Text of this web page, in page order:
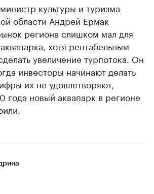
культуры и туризма
области Андрей Ермак
региона слишком мал для
хотя рентабельным
увеличение турпотока. Он
инвесторы начинают делать
их не удовлетворяют,
года новый аквапарк в регионе